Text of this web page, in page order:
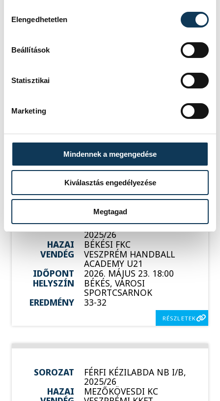
Elengedhetetlen
Beállítások
Statisztikai
Marketing
Mindennek a megengedése
Kiválasztás engedélyezése
Megtagad
FOTÓS
Csaba
Események
KORÁBBI ESEMÉNYEK BETÖLTÉSE
SOROZAT FÉRFI KÉZILABDA NB I/B
2025/26
HAZAI
BÉKÉSI FKC
VENDÉG
VESZPRÉM HANDBALL
ACADEMY U21
IDŐPONT
2026. MÁJUS 23. 18:00
HELYSZÍN
BÉKÉS, VÁROSI
SPORTCSARNOK
EREDMÉNY
33-32
RÉSZLETEK
SOROZAT FÉRFI KÉZILABDA NB I/B,
2025/26
HAZAI
MEZŐKÖVESDI KC